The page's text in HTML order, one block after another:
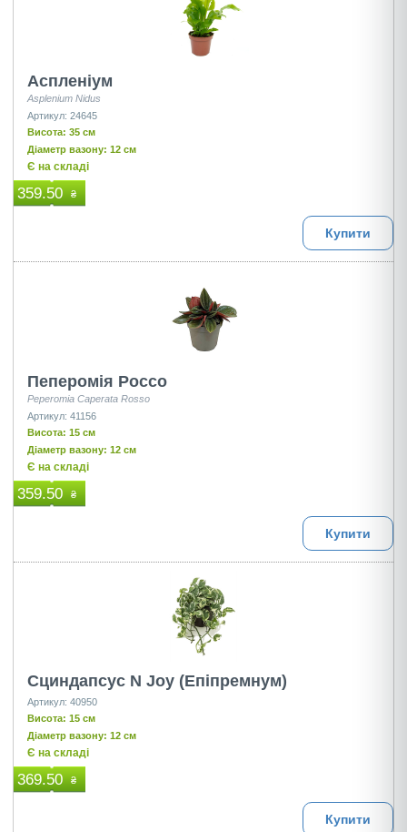
Аспленіум
Asplenium Nidus
Артикул: 24645
Висота: 35 см
Діаметр вазону: 12 см
Є на складі
359.50 ₴
Купити
Пеперомія Россо
Peperomia Caperata Rosso
Артикул: 41156
Висота: 15 см
Діаметр вазону: 12 см
Є на складі
359.50 ₴
Купити
Сциндапсус N Joy (Епіпремнум)
Артикул: 40950
Висота: 15 см
Діаметр вазону: 12 см
Є на складі
369.50 ₴
Купити